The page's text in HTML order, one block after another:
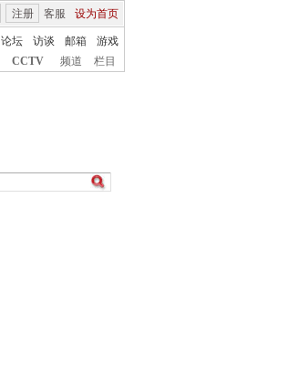
客服 设为首页
注册
论坛 访谈 邮箱
游戏
CCTV 频道 栏目